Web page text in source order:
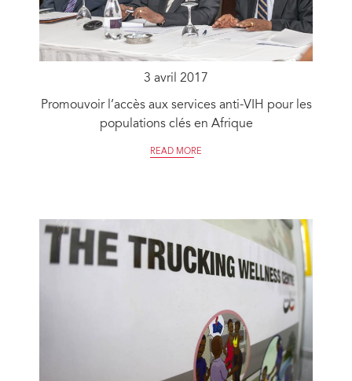
3 avril 2017
Promouvoir l’accès aux services anti-VIH pour les
populations clés en Afrique
READ MORE